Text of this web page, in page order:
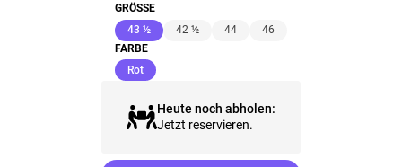
GRÖSSE
43 ½(ausgewählt)
42 ½ 44
46
FARBE
Rot(ausgewählt)
Heute noch abholen:
Jetzt reservieren.